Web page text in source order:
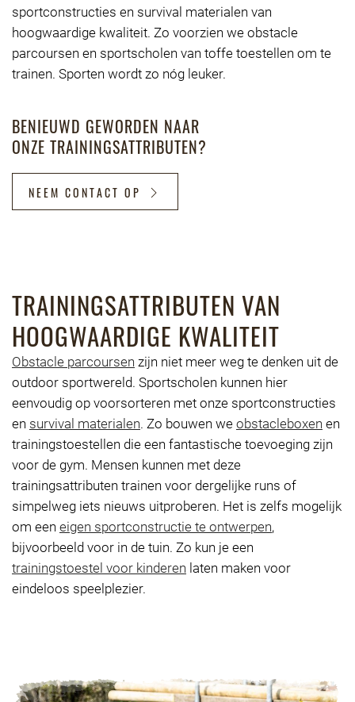
sportconstructies en survival materialen van
hoogwaardige kwaliteit. Zo voorzien we obstacle
parcoursen en sportscholen van toffe toestellen om te
trainen. Sporten wordt zo nóg leuker.
BENIEUWD GEWORDEN NAAR
ONZE TRAININGSATTRIBUTEN?
NEEM CONTACT OP
TRAININGSATTRIBUTEN VAN
HOOGWAARDIGE KWALITEIT
Obstacle parcoursen zijn niet meer weg te denken uit de
outdoor sportwereld. Sportscholen kunnen hier
eenvoudig op voorsorteren met onze sportconstructies
en survival materialen. Zo bouwen we obstacleboxen en
trainingstoestellen die een fantastische toevoeging zijn
voor de gym. Mensen kunnen met deze
trainingsattributen trainen voor dergelijke runs of
simpelweg iets nieuws uitproberen. Het is zelfs mogelijk
om een eigen sportconstructie te ontwerpen,
bijvoorbeeld voor in de tuin. Zo kun je een
trainingstoestel voor kinderen laten maken voor
eindeloos speelplezier.